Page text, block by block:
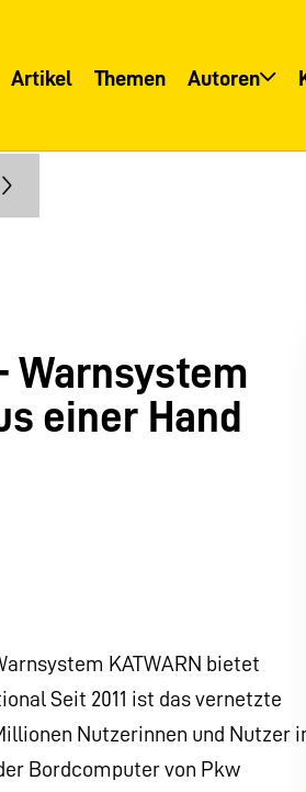
Artikel Themen Autoren
Warnsystem
einer Hand
KATWARN bietet
Seit 2011 ist das vernetzte
Nutzerinnen und Nutzer
Bordcomputer von Pkw